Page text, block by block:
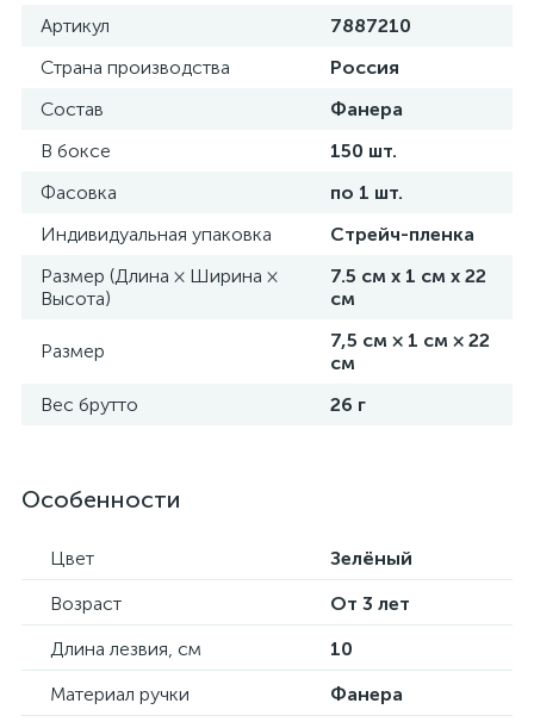
Артикул
7887210
Страна производства
Россия
Состав
Фанера
В боксе
150 шт.
Фасовка
по 1 шт.
Индивидуальная упаковка
Стрейч-пленка
Размер (Длина × Ширина ×
Высота)
7.5 см х 1 см х 22
см
Размер
7,5 см × 1 см × 22
см
Вес брутто
26 г
Особенности
Цвет
Зелёный
Возраст
От 3 лет
Длина лезвия, см
10
Материал ручки
Фанера